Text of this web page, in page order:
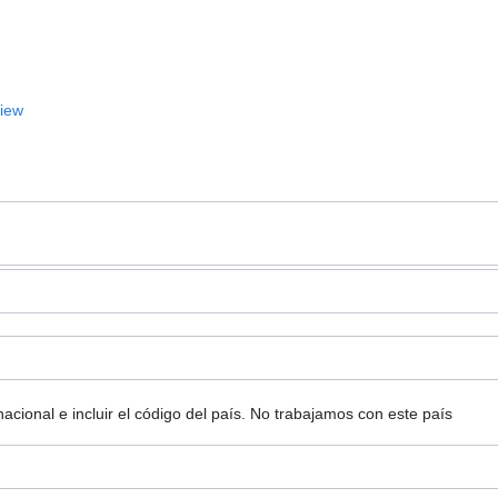
e incluir el código del país. No trabajamos con este país